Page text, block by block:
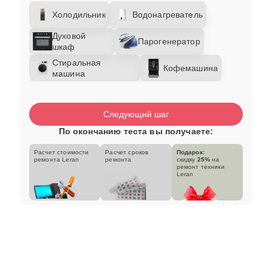
Холодильник Водонагреватель
Духовой
шкаф
Парогенератор
Стиральная
машина
Кофемашина
Следующий шаг
По окончанию теста вы получаете:
Расчет стоимости
ремонта Leran
Расчет сроков
ремонта
Подарок:
скидку 25% на
ремонт техники
Leran